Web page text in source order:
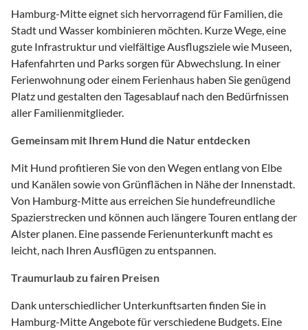
Hamburg-Mitte eignet sich hervorragend für Familien, die
Stadt und Wasser kombinieren möchten. Kurze Wege, eine
gute Infrastruktur und vielfältige Ausflugsziele wie Museen,
Hafenfahrten und Parks sorgen für Abwechslung. In einer
Ferienwohnung oder einem Ferienhaus haben Sie genügend
Platz und gestalten den Tagesablauf nach den Bedürfnissen
aller Familienmitglieder.
Gemeinsam mit Ihrem Hund die Natur entdecken
Mit Hund profitieren Sie von den Wegen entlang von Elbe
und Kanälen sowie von Grünflächen in Nähe der Innenstadt.
Von Hamburg-Mitte aus erreichen Sie hundefreundliche
Spazierstrecken und können auch längere Touren entlang der
Alster planen. Eine passende Ferienunterkunft macht es
leicht, nach Ihren Ausflügen zu entspannen.
Traumurlaub zu fairen Preisen
Dank unterschiedlicher Unterkunftsarten finden Sie in
Hamburg-Mitte Angebote für verschiedene Budgets. Eine